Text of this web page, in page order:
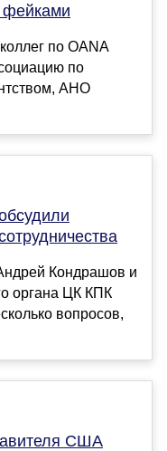
фейками
по OANA
по
АНО
Кондрашов и
органа ЦК КПК
вопросов,
США